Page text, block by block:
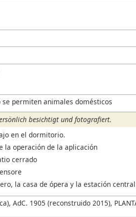
permiten animales domésticos
besichtigt und fotografiert.
en el dormitorio.
la operación de la aplicación
cerrado
la casa de ópera y la estación central
AdC. 1905 (reconstruido 2015),